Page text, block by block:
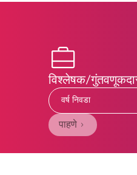
विश्लेषक/
वर्ष निवडा
पाहणे